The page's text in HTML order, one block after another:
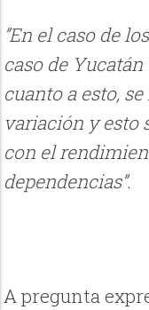
”En el caso de
caso de
cuanto a esto,
variación y esto
con el
dependencias”.
A pregunta